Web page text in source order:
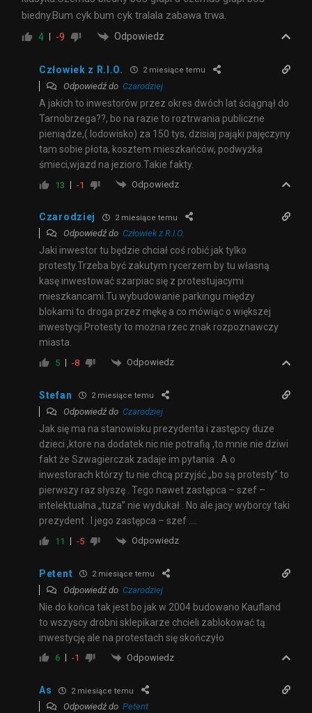
biedny.Bum cyk bum cyk tralala zabawa trwa.
4 -9 Odpowiedz
Człowiek z R.I.O. 2 miesiące temu
Odpowiedź do Czarodziej
A jakich to inwestorów przez okres dwóch lat ściągnął do
Tarnobrzega??, bo na razie to roztrwania publiczne
pieniądze,( lodowisko) za 150 tys, dzisiaj pająki pajęczyny
tam sobie płota, kosztem mieszkańców, podwyżka
śmieci,wjazd na jezioro.Takie fakty.
13 -1 Odpowiedz
Czarodziej 2 miesiące temu
Odpowiedź do Człowiek z R.I.O.
Jaki inwestor tu będzie chciał coś robić jak tylko
protesty.Trzeba być zakutym rycerzem by tu własną
kasę inwestować szarpiac się z protestujacymi
mieszkancami.Tu wybudowanie parkingu między
blokami to droga przez mękę a co mówiąc o większej
inwestycji.Protesty to można rzec znak rozpoznawczy
miasta.
5 -8 Odpowiedz
Stefan 2 miesiące temu
Odpowiedź do Czarodziej
Jak się ma na stanowisku prezydenta i zastępcy duze
dzieci ,ktore na dodatek nic nie potrafią ,to mnie nie dziwi
fakt że Szwagierczak zadaje im pytania . A o
inwestorach którzy tu nie chcą przyjść „bo są protesty” to
pierwszy raz słyszę . Tego nawet zastępca – szef –
intelektualna „tuza” nie wydukał . No ale jacy wyborcy taki
prezydent . I jego zastępca – szef ….
11 -5 Odpowiedz
Petent 2 miesiące temu
Odpowiedź do Czarodziej
Nie do końca tak jest bo jak w 2004 budowano Kaufland
to wszyscy drobni sklepikarze chcieli zablokować tą
inwestycję ale na protestach się skończyło
6 -1 Odpowiedz
As 2 miesiące temu
Odpowiedź do Petent